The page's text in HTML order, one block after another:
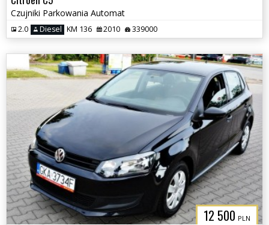
Czujniki Parkowania Automat
2.0 Diesel KM 136 2010 339000
12 500 PLN